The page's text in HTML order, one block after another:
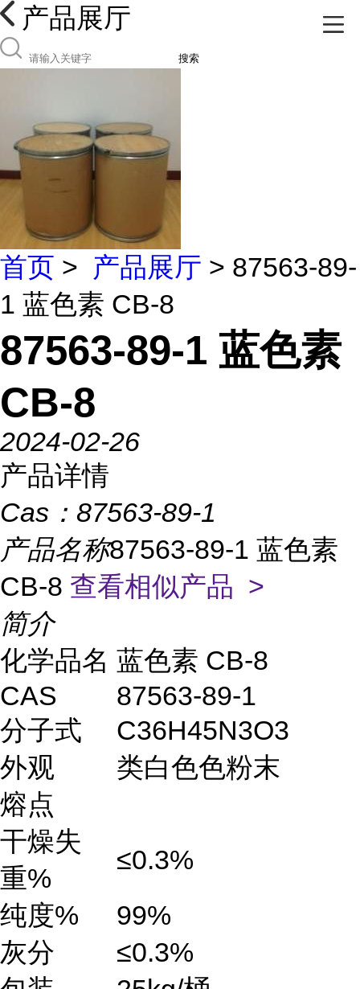
产品展厅
搜索
首页 > 产品展厅 > 87563-89-
1 蓝色素 CB-8
87563-89-1 蓝色素
CB-8
2024-02-26
产品详情
Cas： 87563-89-1
产品名称87563-89-1 蓝色素
CB-8 查看相似产品 >
简介
化学品名 蓝色素 CB-8
CAS
87563-89-1
分子式
C36H45N3O3
外观
类白色色粉末
熔点
干燥失
重%
≤0.3%
纯度%
99%
灰分
≤0.3%